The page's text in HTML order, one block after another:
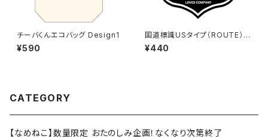
チーバくんエコバッグ Design1
¥590
国道標識USタイプ（ROUTE）ス
テッカー 294号線（ブラック）
¥440
CATEGORY
【なめねこ】数量限定 おたのしみ企画！なくなり次第終了